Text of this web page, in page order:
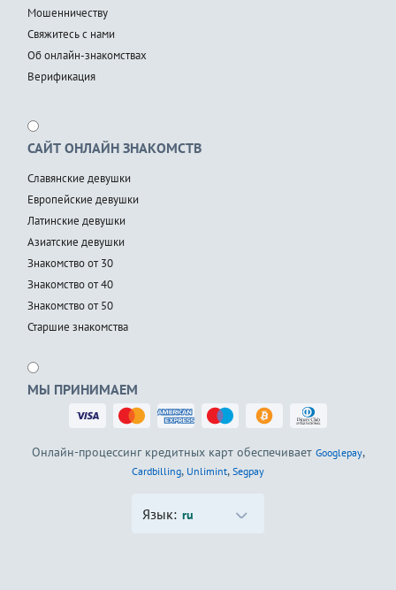
Мошенничеству
Свяжитесь с нами
Об онлайн-знакомствах
Верификация
САЙТ ОНЛАЙН ЗНАКОМСТВ
Славянские девушки
Европейские девушки
Латинские девушки
Азиатские девушки
Знакомство от 30
Знакомство от 40
Знакомство от 50
Старшие знакомства
МЫ ПРИНИМАЕМ
Онлайн-процессинг кредитных карт обеспечивает Googlepay,
Cardbilling, Unlimint, Segpay
Язык: ru